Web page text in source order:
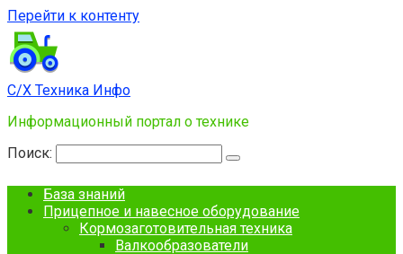
Перейти к контенту
С/Х Техника Инфо
Информационный портал о технике
Поиск:
База знаний
Прицепное и навесное оборудование
Кормозаготовительная техника
Валкообразователи